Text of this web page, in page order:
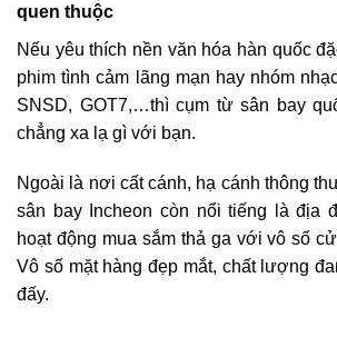
quen thuộc
Nếu yêu thích nền văn hóa hàn quốc
phim tình cảm lãng mạn hay nhóm
SNSD, GOT7,…thì cụm từ sân bay
chẳng xa lạ gì với bạn.
Ngoài là nơi cất cánh, hạ cánh thông
sân bay Incheon còn nổi tiếng là địa
hoạt động mua sắm thả ga với vô số
Vô số mặt hàng đẹp mắt, chất lượng
đấy.